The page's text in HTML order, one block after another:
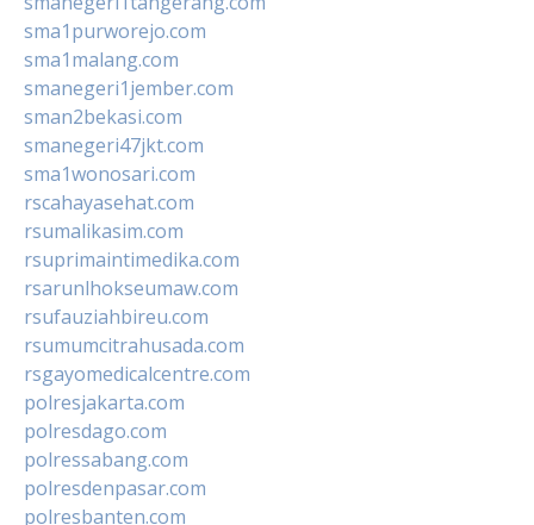
sma1purworejo.com
sma1malang.com
smanegeri1jember.com
sman2bekasi.com
smanegeri47jkt.com
sma1wonosari.com
rscahayasehat.com
rsumalikasim.com
rsuprimaintimedika.com
rsarunlhokseumaw.com
rsufauziahbireu.com
rsumumcitrahusada.com
rsgayomedicalcentre.com
polresjakarta.com
polresdago.com
polressabang.com
polresdenpasar.com
polresbanten.com